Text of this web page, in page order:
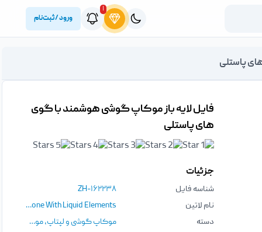
۱
ورود / ثبت‌نام
پاستلی
فایل لایه باز موکاپ گوشی هوشمند با گوی
های پاستلی
جزئیات
شناسه فایل
ZH-۱۶۲۲۳۸
نام لاتین
Mock Up Smartphone With Liquid Elements
دسته
موکاپ گوشی و لپتاپ,موکاپ